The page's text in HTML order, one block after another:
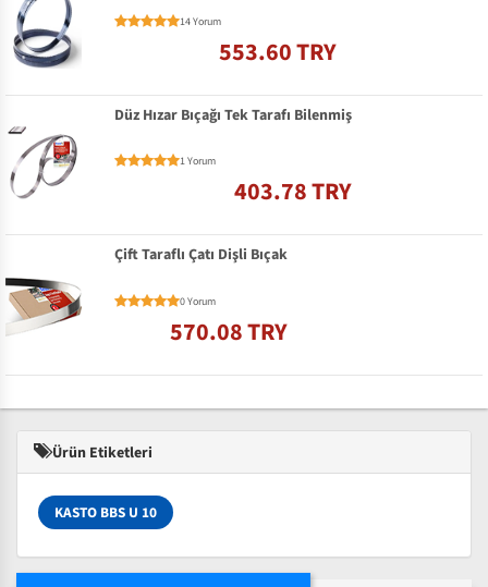
14 Yorum
553.60 TRY
Düz Hızar Bıçağı Tek Tarafı Bilenmiş
1 Yorum
403.78 TRY
Çift Taraflı Çatı Dişli Bıçak
0 Yorum
570.08 TRY
Ürün Etiketleri
KASTO BBS U 10